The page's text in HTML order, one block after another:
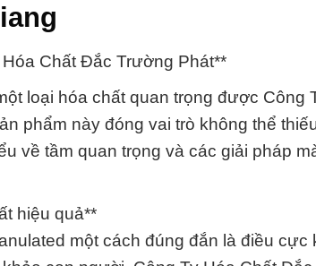
Chất Đắc Trường Phát**
loại hóa chất quan trọng được Công
phẩm này đóng vai trò không thể
về tầm quan trọng và các giải pháp
hiệu quả**
một cách đúng đắn là điều cực